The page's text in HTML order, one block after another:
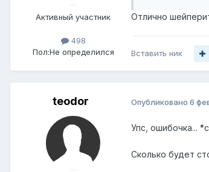
Активный участник
498
Пол:Не определился
Отлично
Вставить ник
teodor Опубликовано 6
Упс, ошибочка...
Сколько будет